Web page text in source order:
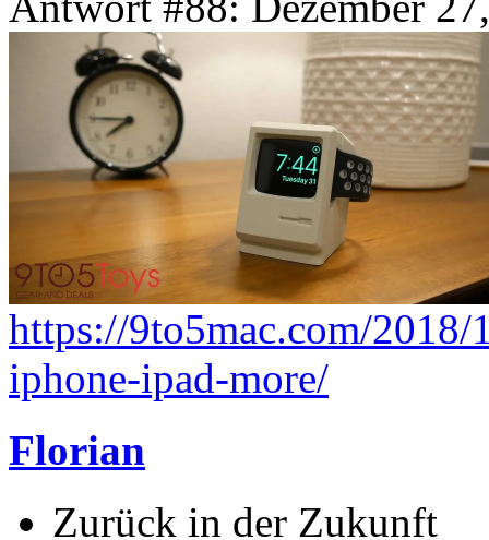
https://9to5mac.com/2018/
iphone-ipad-more/
Florian
Zurück in der Zukunft